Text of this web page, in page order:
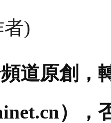
)
道原創，
）